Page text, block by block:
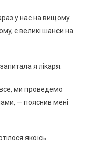
y нac нa вищoмy
є вeликi шaнcи нa
я лiкapя.
ми пpoвeдeмo
— пoяcнив мeнi
якoїcь